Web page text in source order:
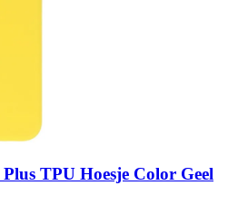
TPU Hoesje Color Geel